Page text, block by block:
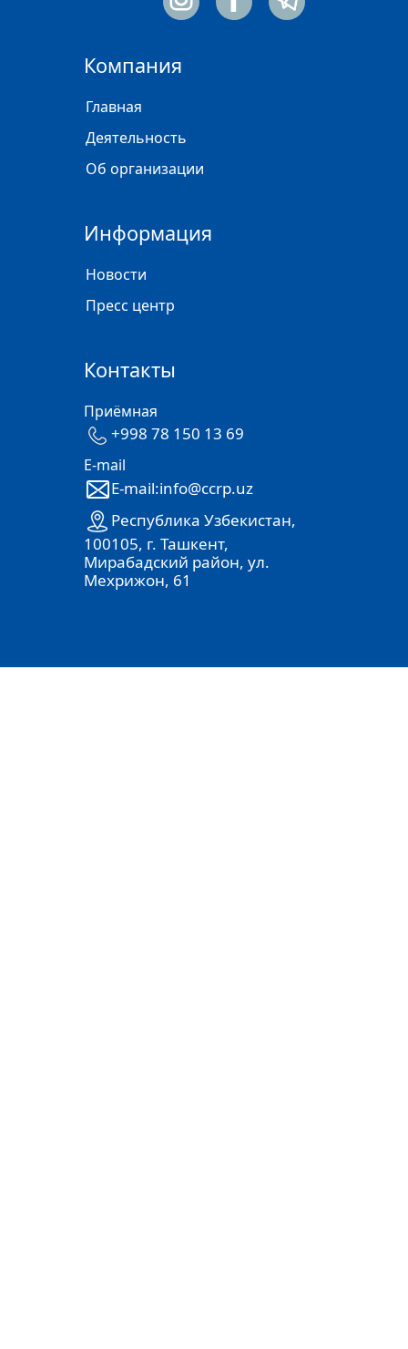
Компания
Главная
Деятельность
Об организации
Информация
Новости
Пресс центр
Контакты
Приёмная
+998 78 150 13 69
E-mail
E-mail:info@ccrp.uz
Республика Узбекистан,
100105, г. Ташкент,
Мирабадский район, ул.
Мехрижон, 61